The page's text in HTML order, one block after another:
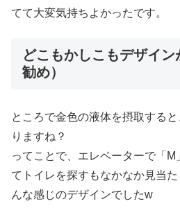
てて大変気持ちよかったです。
どこもかしこもデザイ
勧め）
ところで金色の液体を摂取する
りますね？
ってことで、エレベーターで「
てトイレを探すもなかなか見当
んな感じのデザインでしたw